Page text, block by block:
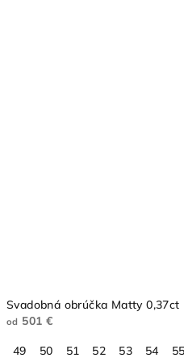
Svadobná obrúčka Matty 0,37ct
od 501 €
49 50 51 52 53 54 55